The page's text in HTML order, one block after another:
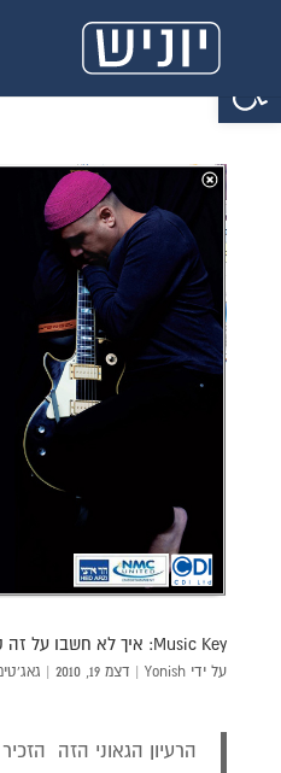
פתח סרגל נגישות
Music Key: איך לא חשבו על זה קודם??
על ידי Yonish
| דצמ 19, 2010 |
הרעיון הגאוני הזה